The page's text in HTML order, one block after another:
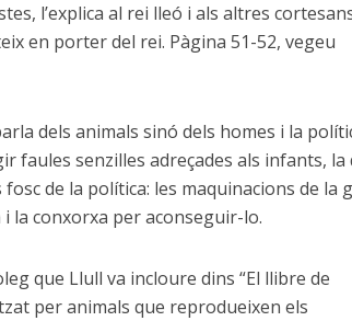
l’explica al rei lleó i als altres
en porter del rei. Pàgina 51-52, vegeu
dels animals sinó dels homes i la
faules senzilles adreçades als infants, la
fosc de la política: les maquinacions de la
la conxorxa per aconseguir-lo.
que Llull va incloure dins “El llibre de
per animals que reprodueixen els